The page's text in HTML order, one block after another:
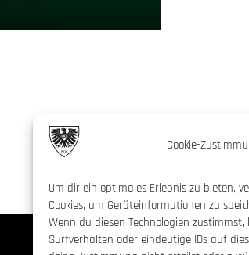
Cookie-
Um dir ein optimales Erlebnis zu bieten,
Cookies, um Geräteinformationen zu
Wenn du diesen Technologien
Surfverhalten oder eindeutige IDs auf